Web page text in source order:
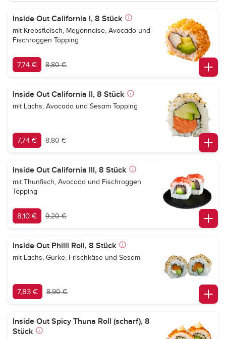
Inside Out California I, 8 Stück
mit Krebsfleisch, Mayonnaise, Avocado und
Fischroggen Topping
7,74 € 8,80 €
Inside Out California II, 8 Stück
mit Lachs, Avocado und Sesam Topping
7,74 € 8,80 €
Inside Out California III, 8 Stück
mit Thunfisch, Avocado und Fischroggen
Topping
8,10 € 9,20 €
Inside Out Philli Roll, 8 Stück
mit Lachs, Gurke, Frischkäse und Sesam
7,83 € 8,90 €
Inside Out Spicy Thuna Roll (scharf), 8
Stück